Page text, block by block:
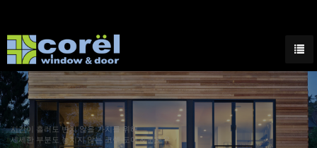
시간이 흘러도 변치 않을 가치를 위해
세세한 부분도 놓치지 않는 코렐 도어 & 윈도우